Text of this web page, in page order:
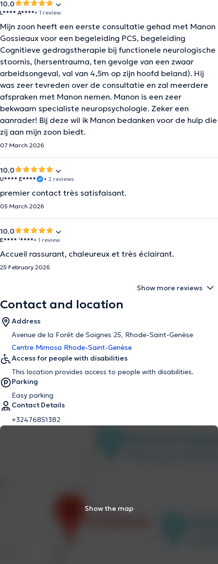
10.0
L**** A****• 1 review
Mijn zoon heeft een eerste consultatie gehad met Manon
Gossieaux voor een begeleiding PCS, begeleiding
Cognitieve gedragstherapie bij functionele neurologische
stoornis, (hersentrauma, ten gevolge van een zwaar
arbeidsongeval, val van 4,5m op zijn hoofd beland). Hij
was zeer tevreden over de consultatie en zal meerdere
afspraken met Manon nemen. Manon is een zeer
bekwaam specialiste neuropsychologie. Zeker een
aanrader! Bij deze wil ik Manon bedanken voor de hulp die
zij aan mijn zoon biedt.
07 March 2026
10.0
U**** E**** • 2 reviews
premier contact très satisfaisant.
05 March 2026
10.0
E**** '****• 1 review
Accueil rassurant, chaleureux et très éclairant.
25 February 2026
Show more reviews
Contact and location
Address
Avenue de la Forêt de Soignes 25, Rhode-Saint-Genèse
Centre Mimosa Rhode-Saint-Genèse
Access for people with disabilities
This location provides access to people with disabilities.
Parking
Easy parking
Contact Details
+32476851382
Show the map